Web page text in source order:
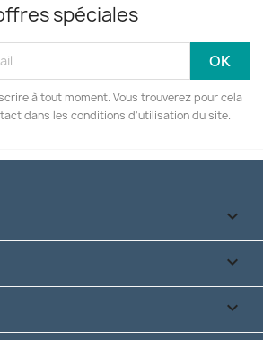
spéciales
à tout moment. Vous trouverez pour cela
dans les conditions d'utilisation du site.


